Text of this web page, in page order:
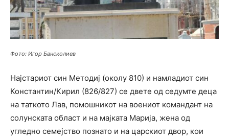
Фото: Игор Бансколиев
Најстариот син Методиј (околу 810) и намладиот син
Константин/Кирил (826/827) се двете од седумте деца
на таткото Лав, помошникот на воениот командант на
солунската област и на мајката Марија, жена од
угледно семејство познато и на царскиот двор, кои